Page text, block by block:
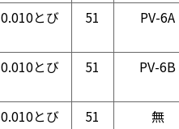
0.010とび 51 PV-6A
0.010とび 51 PV-6B
0.010とび 51 無